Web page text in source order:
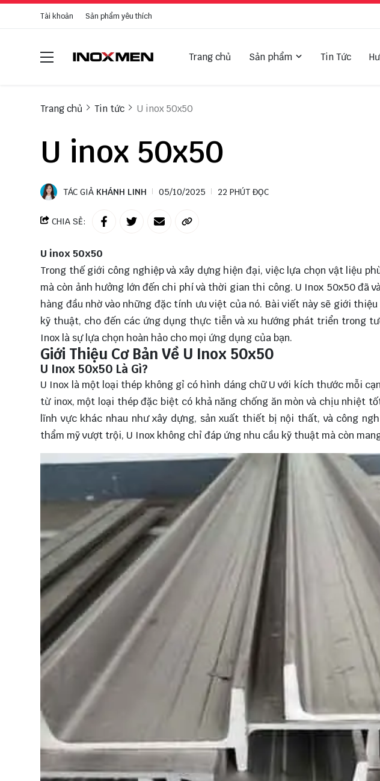
Tài khoản Sản phẩm yêu thích
Trang chủ Sản phẩm Tin Tức
Trang chủ Tin tức U inox 50x50
U inox 50x50
TÁC GIẢ KHÁNH LINH 05/10/2025 22 PHÚT ĐỌC
CHIA SẺ:
U inox 50x50
Trong thế giới công nghiệp và xây dựng hiện đại, việc lựa chọn vật liệu
mà còn ảnh hưởng lớn đến chi phí và thời gian thi công. U Inox 50x50 đã
hàng đầu nhờ vào những đặc tính ưu việt của nó. Bài viết này sẽ giới
kỹ thuật, cho đến các ứng dụng thực tiễn và xu hướng phát triển trong
Inox là sự lựa chọn hoàn hảo cho mọi ứng dụng của bạn.
Giới Thiệu Cơ Bản Về U Inox 50x50
U Inox 50x50 Là Gì?
U Inox là một loại thép không gỉ có hình dáng chữ U với kích thước mỗi
từ inox, một loại thép đặc biệt có khả năng chống ăn mòn và chịu nhiệt
lĩnh vực khác nhau như xây dựng, sản xuất thiết bị nội thất, và công
thẩm mỹ vượt trội, U Inox không chỉ đáp ứng nhu cầu kỹ thuật mà còn